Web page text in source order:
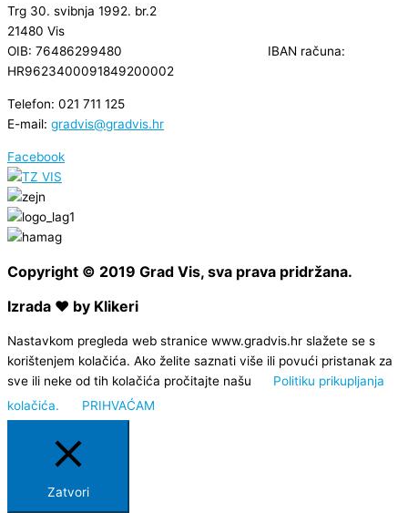
Trg 30. svibnja 1992. br.2
21480 Vis
OIB: 76486299480 IBAN računa:
HR9623400091849200002
Telefon: 021 711 125
E-mail: gradvis@gradvis.hr
Facebook
Copyright © 2019 Grad Vis, sva prava pridržana.
Izrada ❤ by Klikeri
Nastavkom pregleda web stranice www.gradvis.hr slažete se s
korištenjem kolačića. Ako želite saznati više ili povući pristanak za
sve ili neke od tih kolačića pročitajte našu
Politiku prikupljanja
kolačića.
PRIHVAĆAM
Zatvori